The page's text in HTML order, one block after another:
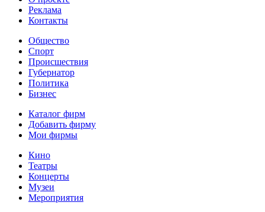
Реклама
Контакты
Общество
Спорт
Происшествия
Губернатор
Политика
Бизнес
Каталог фирм
Добавить фирму
Мои фирмы
Кино
Театры
Концерты
Музеи
Мероприятия